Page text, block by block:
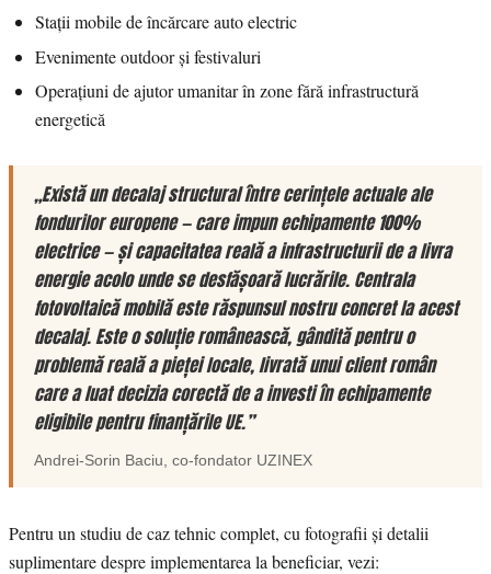
Stații mobile de încărcare auto electric
Evenimente outdoor și festivaluri
Operațiuni de ajutor umanitar în zone fără infrastructură
energetică
„Există un decalaj structural între cerințele actuale ale
fondurilor europene — care impun echipamente 100%
electrice — și capacitatea reală a infrastructurii de a livra
energie acolo unde se desfășoară lucrările. Centrala
fotovoltaică mobilă este răspunsul nostru concret la acest
decalaj. Este o soluție românească, gândită pentru o
problemă reală a pieței locale, livrată unui client român
care a luat decizia corectă de a investi în echipamente
eligibile pentru finanțările UE.”
Andrei-Sorin Baciu , co-fondator UZINEX
Pentru un studiu de caz tehnic complet, cu fotografii și detalii
suplimentare despre implementarea la beneficiar, vezi: